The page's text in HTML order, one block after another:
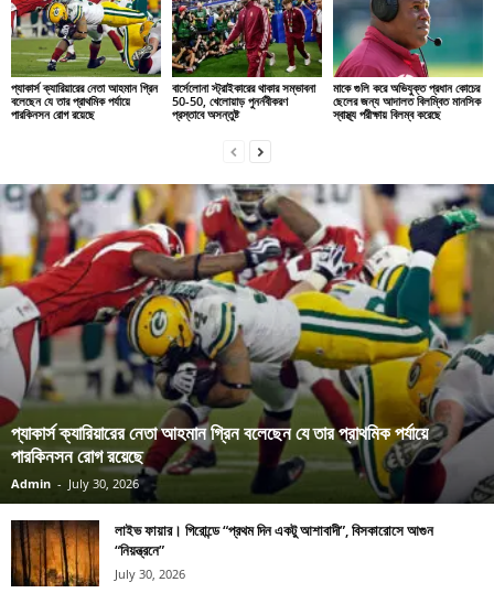
প্যাকার্স ক্যারিয়ারের নেতা আহমান গ্রিন
বলেছেন যে তার প্রাথমিক পর্যায়ে
পারকিনসন রোগ রয়েছে
বার্সেলোনা স্ট্রাইকারের থাকার সম্ভাবনা
50-50, খেলোয়াড় পুনর্নবীকরণ
প্রস্তাবে অসন্তুষ্ট
মাকে গুলি করে অভিযুক্ত প্রধান কোচের
ছেলের জন্য আদালত বিলম্বিত মানসিক
স্বাস্থ্য পরীক্ষায় বিলম্ব করেছে
প্যাকার্স ক্যারিয়ারের নেতা আহমান গ্রিন বলেছেন যে তার প্রাথমিক পর্যায়ে
পারকিনসন রোগ রয়েছে
Admin - July 30, 2026
লাইভ ফায়ার। গিরোন্ডে “প্রথম দিন একটু আশাবাদী”, বিসকারোসে আগুন
“নিয়ন্ত্রনে”
July 30, 2026